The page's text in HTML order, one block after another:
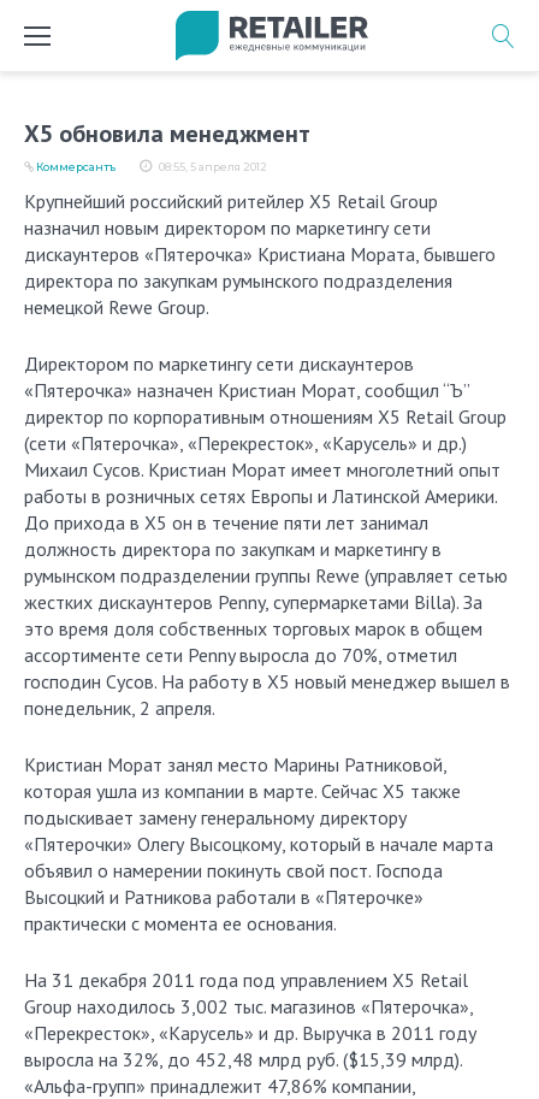
Х5 обновила менеджмент
08:55, 5 апреля 2012
Коммерсантъ
Крупнейший российский ритейлер X5 Retail Group
назначил новым директором по маркетингу сети
дискаунтеров «Пятерочка» Кристиана Мората, бывшего
директора по закупкам румынского подразделения
немецкой Rewe Group.
Директором по маркетингу сети дискаунтеров
«Пятерочка» назначен Кристиан Морат, сообщил “Ъ”
директор по корпоративным отношениям Х5 Retail Group
(сети «Пятерочка», «Перекресток», «Карусель» и др.)
Михаил Сусов. Кристиан Морат имеет многолетний опыт
работы в розничных сетях Европы и Латинской Америки.
До прихода в Х5 он в течение пяти лет занимал
должность директора по закупкам и маркетингу в
румынском подразделении группы Rewe (управляет сетью
жестких дискаунтеров Penny, супермаркетами Billa). За
это время доля собственных торговых марок в общем
ассортименте сети Penny выросла до 70%, отметил
господин Сусов. На работу в Х5 новый менеджер вышел в
понедельник, 2 апреля.
Кристиан Морат занял место Марины Ратниковой,
которая ушла из компании в марте. Сейчас Х5 также
подыскивает замену генеральному директору
«Пятерочки» Олегу Высоцкому, который в начале марта
объявил о намерении покинуть свой пост. Господа
Высоцкий и Ратникова работали в «Пятерочке»
практически с момента ее основания.
На 31 декабря 2011 года под управлением Х5 Retail
Group находилось 3,002 тыс. магазинов «Пятерочка»,
«Перекресток», «Карусель» и др. Выручка в 2011 году
выросла на 32%, до 452,48 млрд руб. ($15,39 млрд).
«Альфа-групп» принадлежит 47,86% компании,